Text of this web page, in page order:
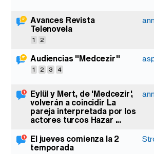
Avances Revista
Telenovela
1 2
Audiencias "Medcezir"
1 2 3 4
Eylül y Mert, de 'Medcezir',
volverán a coincidir La
pareja interpretada por los
actores turcos Hazar ...
El jueves comienza la 2
temporada